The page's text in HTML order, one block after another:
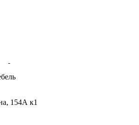
154А к1